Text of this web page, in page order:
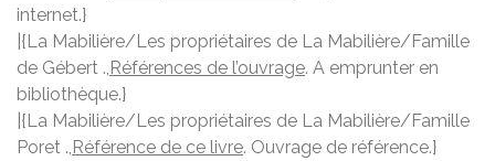
internet.}
|{La Mabilière/Les propriétaires de La Mabilière/Famille
de Gébert ., Références de l’ouvrage. A emprunter en
bibliothèque.}
|{La Mabilière/Les propriétaires de La Mabilière/Famille
Poret ., Référence de ce livre. Ouvrage de référence.}